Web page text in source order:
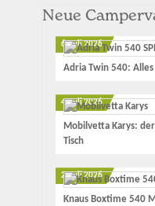
Neue
6. Juli 2026
Adria Twin 540:
4. Juli 2026
Mobilvetta Karys:
Tisch
2. Juli 2026
Knaus Boxtime 540